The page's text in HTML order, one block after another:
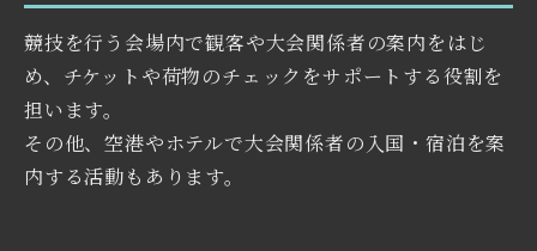
競技を行う会場内で観客や大会関係者の案内をはじ
め、チケットや荷物のチェックをサポートする役割を
担います。
その他、空港やホテルで大会関係者の入国・宿泊を案
内する活動もあります。